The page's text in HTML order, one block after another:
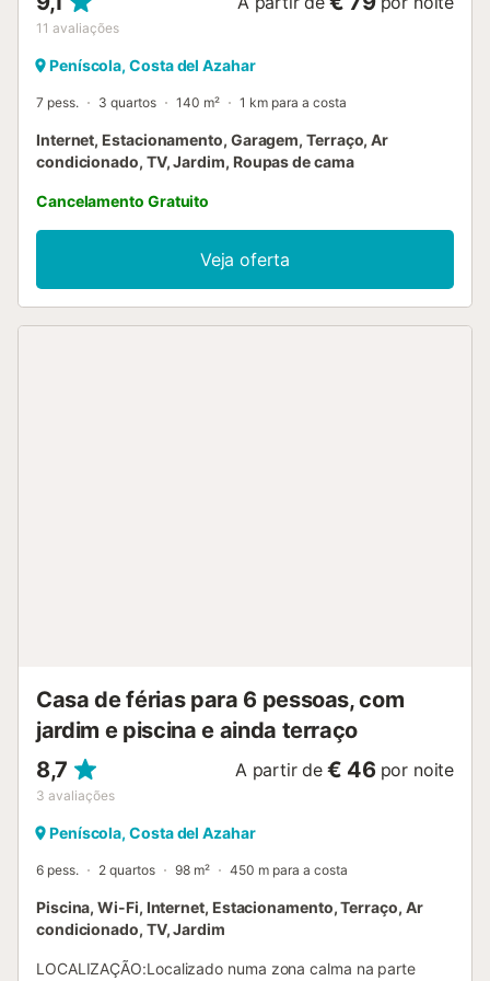
11 avaliações
Peníscola, Costa del Azahar
7 pess. 3 quartos 140 m² 1 km para a costa
Internet, Estacionamento, Garagem, Terraço, Ar
condicionado, TV, Jardim, Roupas de cama
Cancelamento Gratuito
Veja oferta
Casa de férias para 6 pessoas, com
jardim e piscina e ainda terraço
8,7
3 avaliações
A partir de € 46 por noite
Peníscola, Costa del Azahar
6 pess. 2 quartos 98 m² 450 m para a costa
Piscina, Wi-Fi, Internet, Estacionamento, Terraço, Ar
condicionado, TV, Jardim
LOCALIZAÇÃO:Localizado numa zona calma na parte